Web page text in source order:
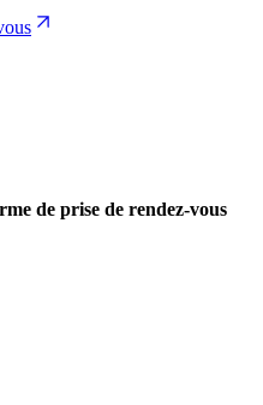
de prise de rendez-vous